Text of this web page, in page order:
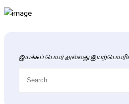
இயக்கப் பெயர் அல்லது